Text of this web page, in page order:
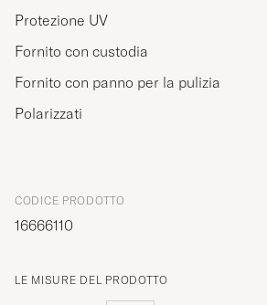
Protezione UV
Fornito con custodia
Fornito con panno per la pulizia
Polarizzati
CODICE PRODOTTO
16666110
LE MISURE DEL PRODOTTO